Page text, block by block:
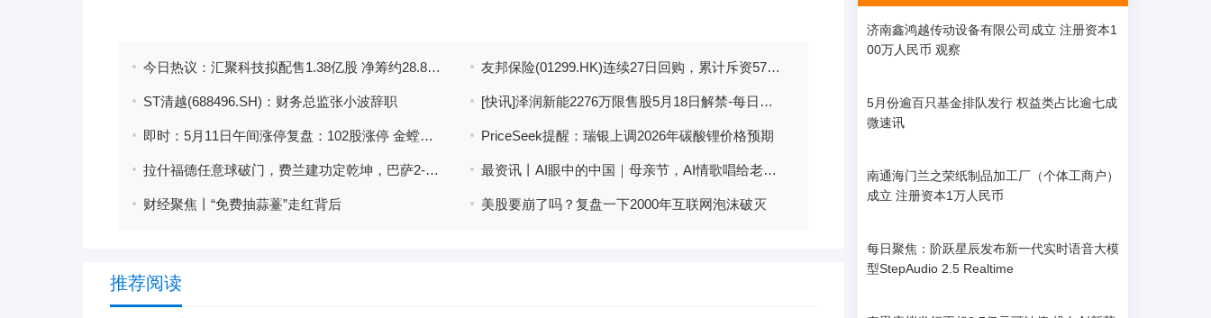
今日热议：汇聚科技拟配售1.38亿股 净筹约28.85亿港元 友邦保险(01299.HK)连续27日回购，累计斥资57.38亿港元
ST清越(688496.SH)：财务总监张小波辞职 [快讯]泽润新能2276万限售股5月18日解禁-每日快报
即时：5月11日午间涨停复盘：102股涨停 金螳螂14天11板 PriceSeek提醒：瑞银上调2026年碳酸锂价格预期
拉什福德任意球破门，费兰建功定乾坤，巴萨2-0复仇皇马勇夺29冠 最资讯丨AI眼中的中国｜母亲节，AI情歌唱给老妈听
财经聚焦丨“免费抽蒜薹”走红背后 美股要崩了吗？复盘一下2000年互联网泡沫破灭
推荐阅读
济南鑫鸿越传动设备有限公司成立 注册资本1
00万人民币 观察
5月份逾百只基金排队发行 权益类占比逾七成
微速讯
南通海门兰之荣纸制品加工厂（个体工商户）
成立 注册资本1万人民币
每日聚焦：阶跃星辰发布新一代实时语音大模
型StepAudio 2.5 Realtime